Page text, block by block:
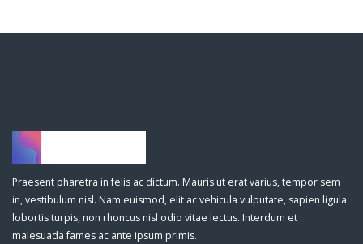
Praesent pharetra in felis ac dictum. Mauris ut erat varius, tempor sem
in, vestibulum nisl. Nam euismod, elit ac vehicula vulputate, sapien ligula
lobortis turpis, non rhoncus nisl odio vitae lectus. Interdum et
malesuada fames ac ante ipsum primis.